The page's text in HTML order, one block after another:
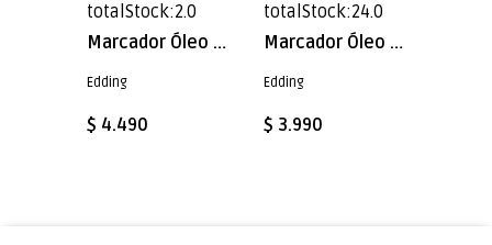
totalStock:2.0
Marcador Óleo Permanente Edding E-780 Blanco
Edding
$ 4.490
totalStock:24.0
Marcador Óleo Permanente Edding E-751 Blanco
Edding
$ 3.990